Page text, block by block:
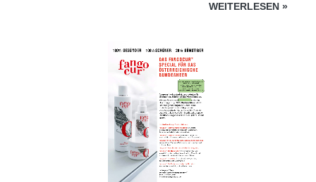
WEITERLESEN »